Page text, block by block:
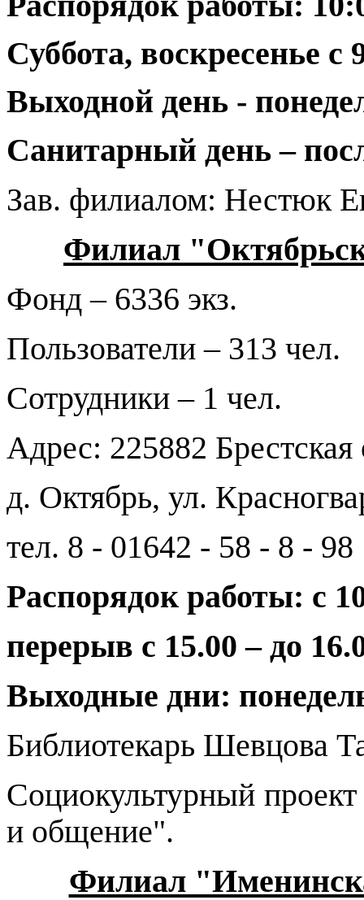
Суббота, воскресенье с
Выходной день -
Санитарный день –
Зав. филиалом: Нестюк
Филиал
Фонд – 6336 экз.
Пользователи – 313 чел.
Сотрудники – 1 чел.
Адрес: 225882
д. Октябрь, ул.
тел. 8 - 01642 - 58 - 8 - 98
Распорядок работы: с
перерыв с 15.00 – до
Выходные дни:
Библиотекарь Шевцова
Социокультурный
и общение".
Филиал